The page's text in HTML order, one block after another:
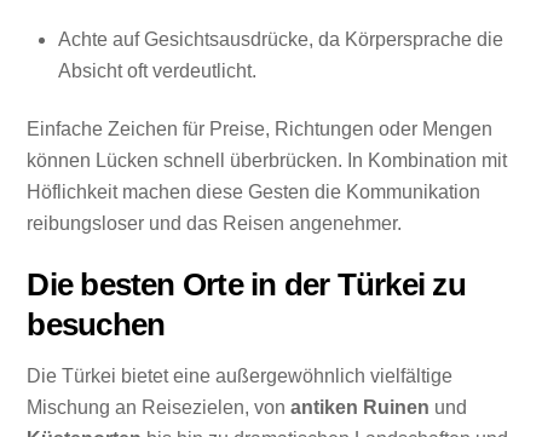
Achte auf Gesichtsausdrücke, da Körpersprache die
Absicht oft verdeutlicht.
Einfache Zeichen für Preise, Richtungen oder Mengen
können Lücken schnell überbrücken. In Kombination mit
Höflichkeit machen diese Gesten die Kommunikation
reibungsloser und das Reisen angenehmer.
Die besten Orte in der Türkei zu
besuchen
Die Türkei bietet eine außergewöhnlich vielfältige
Mischung an Reisezielen, vonantiken Ruinen und